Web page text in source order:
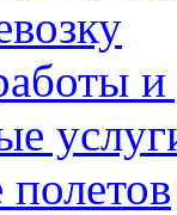
и